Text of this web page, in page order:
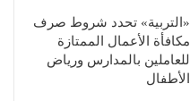
«التربية» تحدد شروط صرف
مكافأة الأعمال الممتازة
للعاملين بالمدارس ورياض
الأطفال